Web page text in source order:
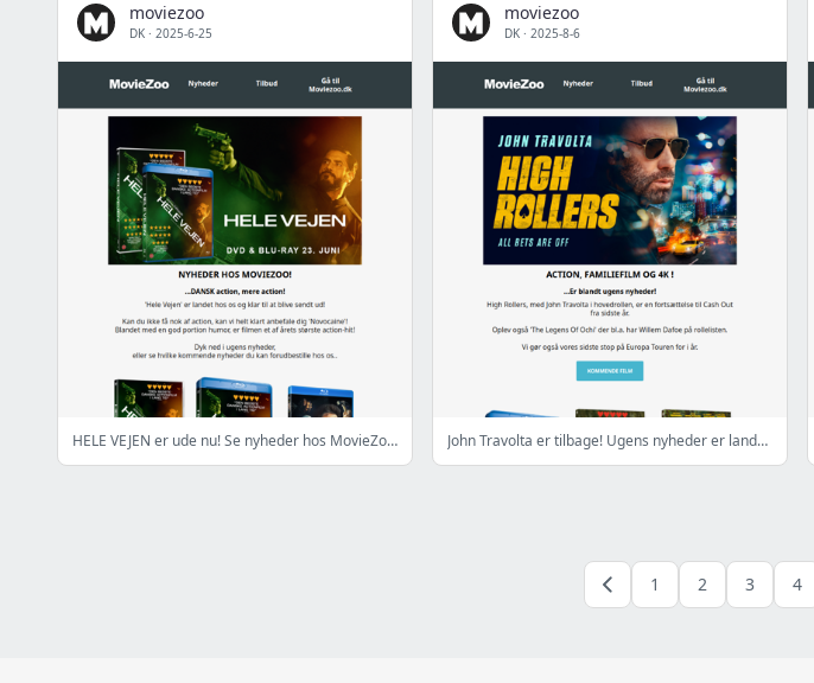
moviezoo
DK · 2025-6-25
HELE VEJEN er ude nu! Se nyheder hos MovieZoo.
moviezoo
DK · 2025-8-6
John Travolta er tilbage! Ugens nyheder er landet!
1 2 3 4